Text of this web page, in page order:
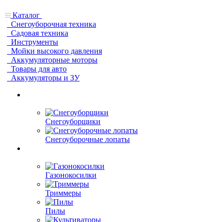
Каталог
Снегоуборочная техника
Садовая техника
Инструменты
Мойки высокого давления
Аккумуляторные моторы
Товары для авто
Аккумуляторы и ЗУ
Снегоуборщики
Снегоуборочные лопаты
Газонокосилки
Триммеры
Пилы